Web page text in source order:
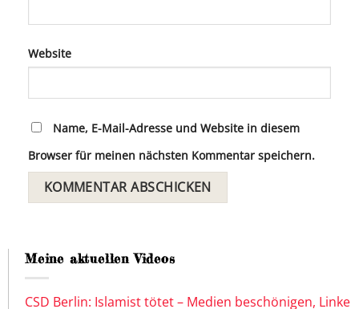
Website
Name, E-Mail-Adresse und Website in diesem
Browser für meinen nächsten Kommentar speichern.
Meine aktuellen Videos
CSD Berlin: Islamist tötet – Medien beschönigen, Linke